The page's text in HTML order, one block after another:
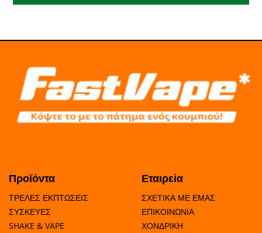
Προϊόντα
ΤΡΕΛΕΣ ΕΚΠΤΩΣΕΙΣ
ΣΥΣΚΕΥΕΣ
SHAKE & VAPE
Εταιρεία
ΣΧΕΤΙΚΑ ΜΕ ΕΜΑΣ
ΕΠΙΚΟΙΝΩΝΙΑ
ΧΟΝΔΡΙΚΗ